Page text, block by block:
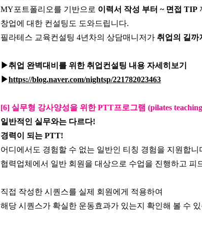
MY포트폴리오를 기반으로 이력서 작성 부터 ~ 면접 TIP
창업에 대한 컨설팅도 도와드립니다.
필라테스 교육컨설팅 4년차의 상담매니저가 취업의 길까
▶취업 완벽대비를 위한 취업컨설팅 내용 자세히보기
▶https://blog.naver.com/nightsp/221782023463
[6] 실무형 강사양성을 위한 PTT프로그램 (pilates
일반적인 실무와는 다르다!
경력이 되는 PTT!
어디에서도 경험할 수 없는 일반인 티칭 경험을 지원합니
협력업체에서 일반 회원을 대상으로 수업을 진행하고 피
직접 작성한 시퀀스를 실제 회원에게 적용하여
해당 시퀀스가 확실한 운동효과가 있는지 확인해 볼 수